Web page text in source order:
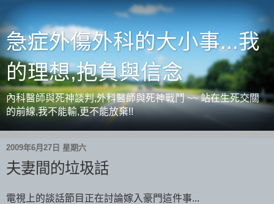
急症外傷外科的大小事...我
的理想,抱負與信念
內科醫師與死神談判,外科醫師與死神戰鬥 ~~ 站在生死交關
的前線,我不能輸,更不能放棄!!
2009年6月27日 星期六
夫妻間的垃圾話
電視上的談話節目正在討論嫁入豪門這件事...